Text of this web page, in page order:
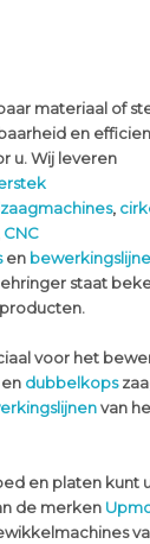
materiaal of
en
u. Wij leveren
,
CNC
en
staat
voor het
dubbelkops
van
en platen kunt
de merken